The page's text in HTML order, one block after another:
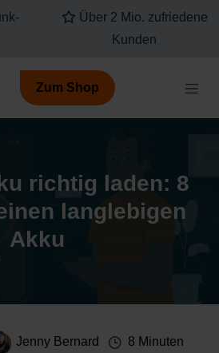
Kompetenz, die Dich
verbindet
Zum Shop
richtig laden: 8
langlebigen
Akku
Jenny Bernard 8 Minuten